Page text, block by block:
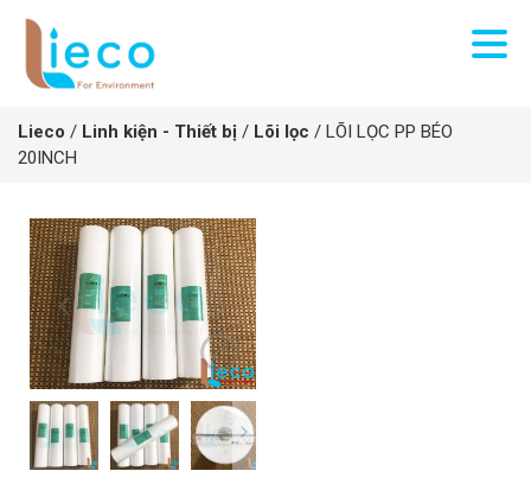
Lieco / Linh kiện - Thiết bị / Lõi lọc / LÕI LỌC PP BÉO
20INCH